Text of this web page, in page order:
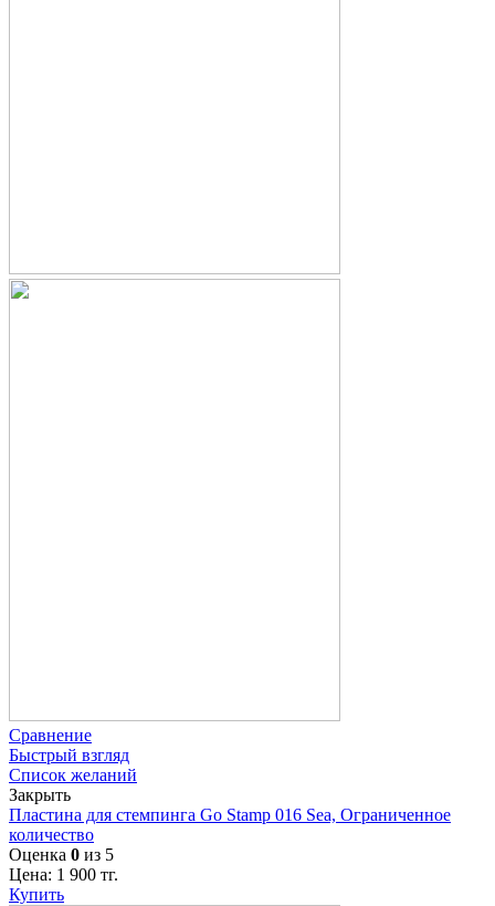
Сравнение
Быстрый взгляд
Список желаний
Закрыть
Пластина для стемпинга Go Stamp 016 Sea, Ограниченное
количество
Оценка 0 из 5
Цена: 1 900 тг.
Купить